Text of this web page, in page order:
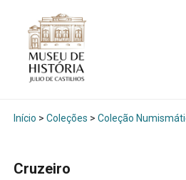
Início > Coleções > Coleção
Cruzeiro